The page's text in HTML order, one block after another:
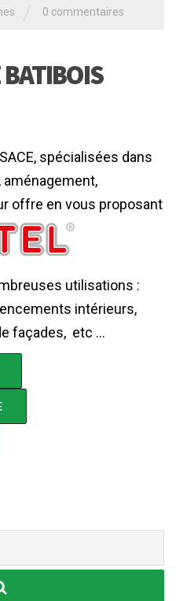
0 commentaires
spécialisées dans
aménagement,
offre en vous proposant
utilisations :
intérieurs,
façades, etc …